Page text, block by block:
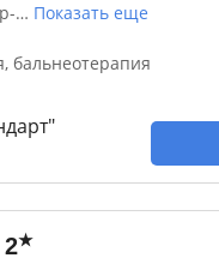
… Показать еще
бальнеотерапия
2★